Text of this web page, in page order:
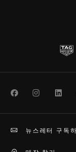
Facebook
뉴스레터 구독하